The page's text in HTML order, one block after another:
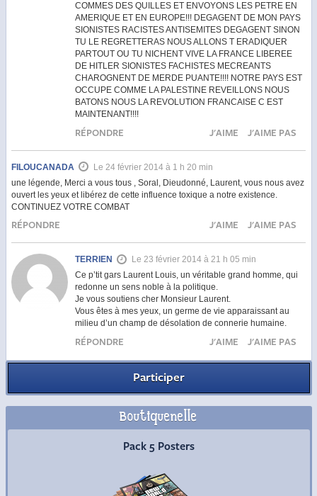
COMMES DES QUILLES ET ENVOYONS LES PETRE EN
AMERIQUE ET EN EUROPE!!! DEGAGENT DE MON PAYS
SIONISTES RACISTES ANTISEMITES DEGAGENT SINON
TU LE REGRETTERAS NOUS ALLONS T ERADIQUER
PARTOUT OU TU NICHENT VIVE LA FRANCE LIBEREE
DE HITLER SIONISTES FACHISTES MECREANTS
CHAROGNENT DE MERDE PUANTE!!!! NOTRE PAYS EST
OCCUPE COMME LA PALESTINE REVEILLONS NOUS
BATONS NOUS LA REVOLUTION FRANCAISE C EST
MAINTENANT!!!!
J'AIME J'AIME PAS
RÉPONDRE
FILOUCANADA
Le 24 février 2014 à 1 h 20 min
une légende, Merci a vous tous , Soral, Dieudonné, Laurent, vous nous avez
ouvert les yeux et libérez de cette influence toxique a notre existence.
CONTINUEZ VOTRE COMBAT
J'AIME J'AIME PAS
RÉPONDRE
TERRIEN
Le 23 février 2014 à 21 h 05 min
Ce p’tit gars Laurent Louis, un véritable grand homme, qui
redonne un sens noble à la politique.
Je vous soutiens cher Monsieur Laurent.
Vous êtes à mes yeux, un germe de vie apparaissant au
milieu d’un champ de désolation de connerie humaine.
J'AIME J'AIME PAS
RÉPONDRE
Participer
Boutiquenelle
Pack 5 Posters
Commander